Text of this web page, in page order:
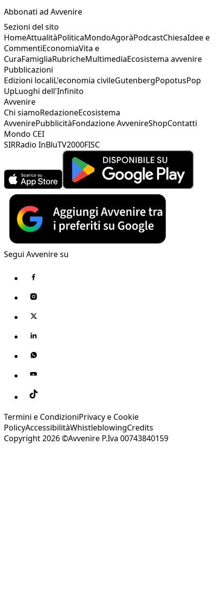
Abbonati ad Avvenire
Sezioni del sito
HomeAttualitàPoliticaMondoAgoràPodcastChiesaIdee e
CommentiEconomiaVita e
CuraFamigliaRubricheMultimediaEcosistema avvenire
Pubblicazioni
Edizioni localiL'economia civileGutenbergPopotusPop
UpLuoghi dell'Infinito
Avvenire
Chi siamoRedazioneEcosistema
AvvenirePubblicitàFondazione AvvenireShopContatti
Mondo CEI
SIRRadio InBluTV2000FISC
Segui Avvenire su
Termini e CondizioniPrivacy e Cookie
PolicyAccessibilitàWhistleblowingCredits
Copyright 2026 ©Avvenire P.Iva 00743840159